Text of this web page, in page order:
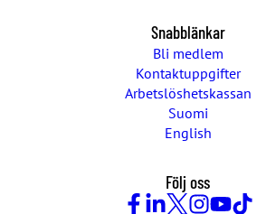
Snabblänkar
Bli medlem
Kontaktuppgifter
Arbetslöshetskassan
Suomi
English
Följ oss